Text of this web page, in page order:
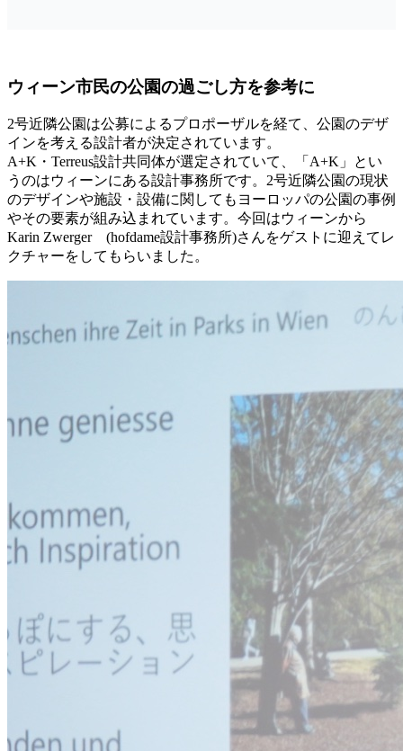
ウィーン市民の公園の過ごし方を参考に
2号近隣公園は公募によるプロポーザルを経て、公園のデザ
インを考える設計者が決定されています。
A+K・Terreus設計共同体が選定されていて、「A+K」とい
うのはウィーンにある設計事務所です。2号近隣公園の現状
のデザインや施設・設備に関してもヨーロッパの公園の事例
やその要素が組み込まれています。今回はウィーンから
Karin Zwerger (hofdame設計事務所)さんをゲストに迎えてレ
クチャーをしてもらいました。